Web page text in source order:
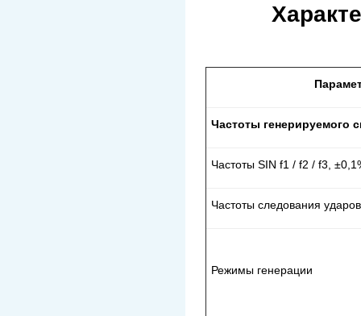
Частоты генерируемого
Частоты SIN f1 / f2 / f3,
Частоты следования
Режимы генерации